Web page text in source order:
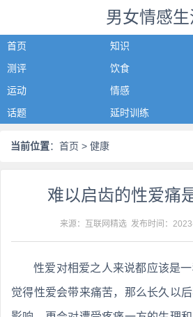
男女情感生
首页 知识
测评
饮食
运动
情感
话题
延时训练
当前位置： 首页 > 健康
难以启齿的性爱痛
来源：互联网精选 发布时间：
性爱对相爱之人来说都应该是
觉得性爱会带来痛苦，那么长久以